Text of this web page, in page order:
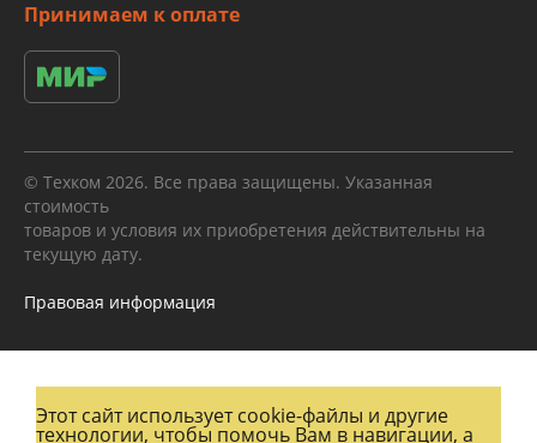
Принимаем к оплате
© Техком 2026. Все права защищены. Указанная
стоимость
товаров и условия их приобретения действительны на
текущую дату.
Правовая информация
Этот сайт использует cookie-файлы и другие
технологии, чтобы помочь Вам в навигации, а